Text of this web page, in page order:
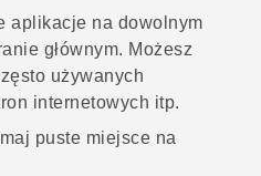
aplikacje na dowolnym
głównym. Możesz
używanych
internetowych itp.
puste miejsce na